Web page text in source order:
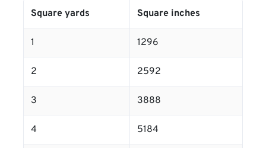
Square yards Square inches
1 1296
2 2592
3 3888
4 5184